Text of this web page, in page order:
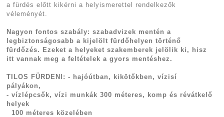
a fürdés előtt kikérni a helyismerettel rendelkezők
véleményét.
Nagyon fontos szabály: szabadvizek mentén a
legbiztonságosabb a kijelölt fürdőhelyen történő
fürdőzés. Ezeket a helyeket szakemberek jelölik ki, hisz
itt vannak meg a feltételek a gyors mentéshez.
TILOS FÜRDENI: - hajóútban, kikötőkben, vízisí
pályákon,
- vízlépcsők, vízi munkák 300 méteres, komp és révátkelő
helyek
100 méteres közelében